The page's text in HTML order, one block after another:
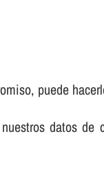
puede
datos